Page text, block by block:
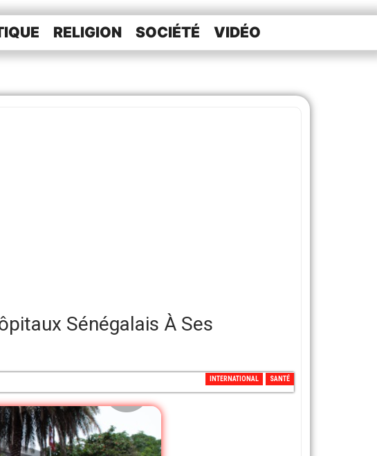
RELIGION SOCIÉTÉ
VIDÉO
Sénégalais À Ses
INTERNATIONAL SANTÉ